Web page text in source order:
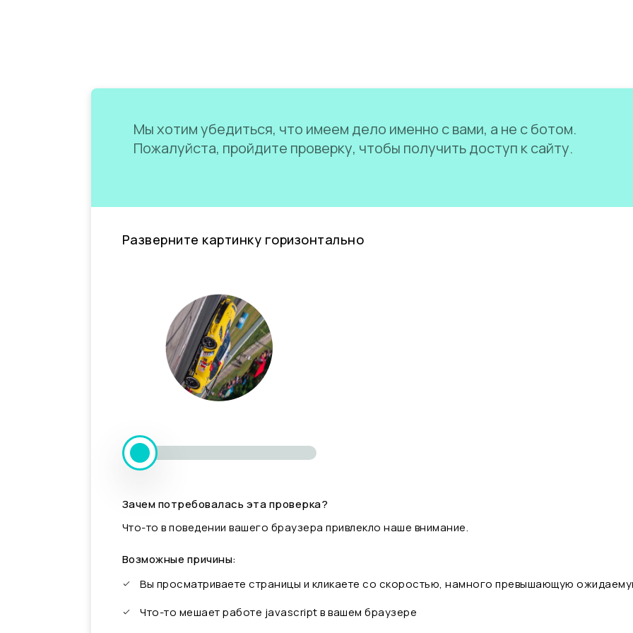
Мы хотим убедиться, что имеем дело именно с вами, а не с ботом.
Пожалуйста, пройдите проверку, чтобы получить доступ к сайту.
Разверните картинку горизонтально
Зачем потребовалась эта проверка?
Что-то в поведении вашего браузера привлекло наше внимание.
Возможные причины:
Вы просматриваете страницы и кликаете со скоростью, намного превышающую
Что-то мешает работе javascript в вашем браузере